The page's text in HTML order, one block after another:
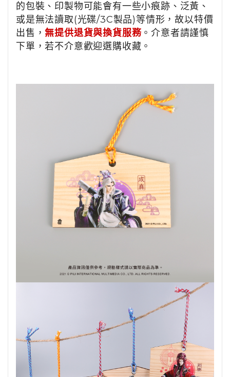
的包裝、印製物可能會有一些小痕跡、泛黃、
或是無法讀取(光碟/3C製品)等情形，故以特價
出售，無提供退貨與換貨服務。介意者請謹慎
下單，若不介意歡迎選購收藏。